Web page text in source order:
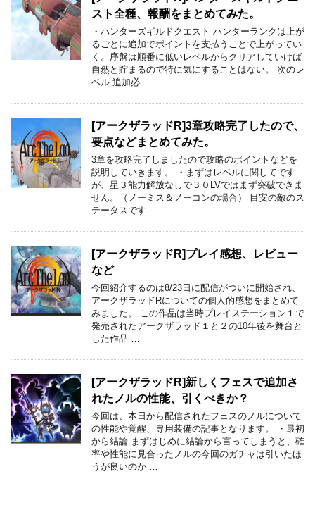
スト全種、報酬をまとめてみた。
・ハンターズギルドクエスト ハンターランクは上が
るごとに追加でポイントを支払うことで上がってい
く。序盤は順番に低いレベルからクリアしていけば
自然と貯まるので特に気にすることはない。 次のレ
ベル 追加必 …
[アークザラッドR]3章攻略完了したので、
要点などまとめてみた。
3章を攻略完了しましたので攻略のポイントなどを
説明していきます。 ・まずはレベルに関してです
が、星３能力解放なしで３０LVではまず突破できま
せん。（ノーミス＆ノーコンの場合） 目安の敵のス
テータスです …
[アークザラッドR]プレイ感想、レビュー
など
今回紹介するのは8/23日に配信がついに開始され、
アークザラッドRについての個人的感想をまとめて
みました。 この作品は当時プレイステーション１で
発売されたアークザラッド１と２の10年後を舞台と
した作品 …
[アークザラッドR]新しくフェスで追加さ
れたノルの性能、引くべきか？
今回は、本日から配信されたフェスのノルについて
の性能や覚醒、専用装備の記事となります。 ・最初
から結論 まずはじめに結論から言ってしまうと、確
率や性能に見合ったノルの今回のガチャは引いたほ
うが良いのか …